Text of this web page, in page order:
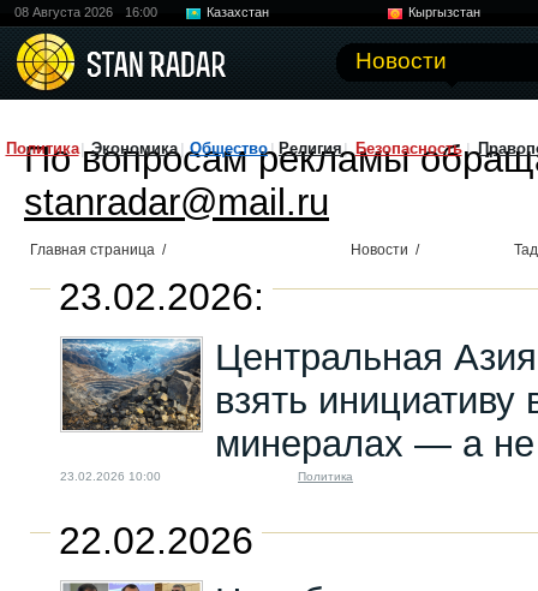
08 Августа 2026 16:00 Казахстан
Кыргызстан
Новости
Политика Экономика Общество Религия Безопасность
По вопросам рекламы
stanradar@mail.ru
Главная страница / Новости /
23.02.2026:
Центральная
взять инициативу
минералах — а
23.02.2026 10:00 Политика
22.02.2026